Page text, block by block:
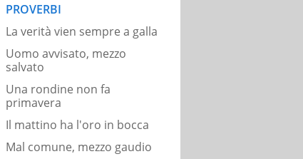
PROVERBI
La verità vien sempre a galla
Uomo avvisato, mezzo
salvato
Una rondine non fa
primavera
Il mattino ha l'oro in bocca
Mal comune, mezzo gaudio